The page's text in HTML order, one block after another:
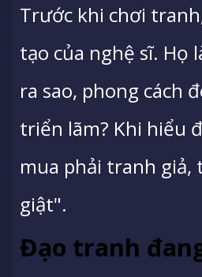
Trước khi chơi
tạo của nghệ sĩ. Họ
ra sao, phong cách
triển lãm? Khi hiểu
mua phải tranh
giật".
Đạo tranh